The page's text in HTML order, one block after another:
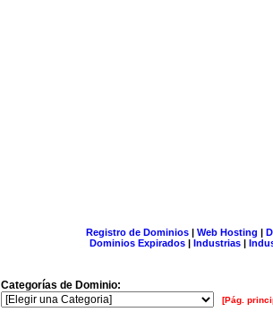
Registro de Dominios| Web Hosting |
Dominios Expirados | Industrias |
Categorías de Dominio:
[Pág.